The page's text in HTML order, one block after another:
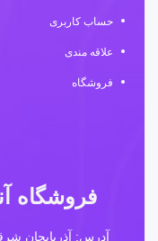
حساب کاربری
علاقه مندی
فروشگاه
فروشگاه
آدرس: آذربایجان